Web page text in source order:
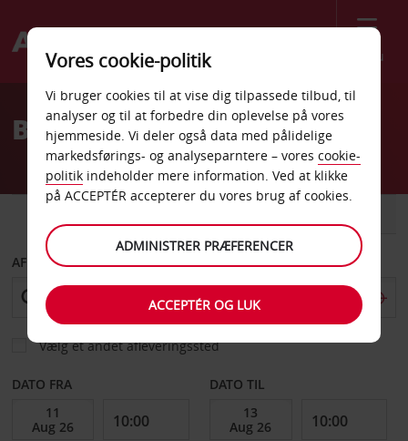
Menu
Welcome
AvisBilleje Amherst
AFHENT FRA
Vælg et andet afleveringssted
DATO FRA DATO TIL
Vores cookie-politik
Vi bruger cookies til at vise dig tilpassede tilbud, til
analyser og til at forbedre din oplevelse på vores
hjemmeside. Vi deler også data med pålidelige
markedsførings- og analyseparntere – vores cookie-
politik indeholder mere information. Ved at klikke
på ACCEPTÉR accepterer du vores brug af cookies.
ADMINISTRER PRÆFERENCER
ACCEPTÉR OG LUK